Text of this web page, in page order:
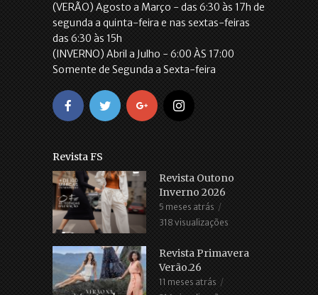
(VERÃO) Agosto a Março - das 6:30 às 17h de
segunda a quinta-feira e nas sextas-feiras
das 6:30 às 15h
(INVERNO) Abril a Julho - 6:00 ÀS 17:00
Somente de Segunda a Sexta-feira
Revista FS
Revista Outono
Inverno 2026
5 meses atrás
318 visualizações
Revista Primavera
Verão.26
11 meses atrás